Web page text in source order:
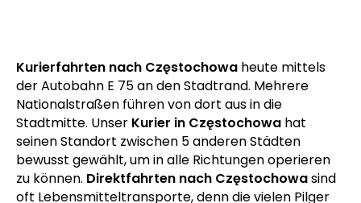
Kurierfahrten nach Częstochowa heute mittels
der Autobahn E 75 an den Stadtrand. Mehrere
Nationalstraßen führen von dort aus in die
Stadtmitte. Unser Kurier in Częstochowa hat
seinen Standort zwischen 5 anderen Städten
bewusst gewählt, um in alle Richtungen operieren
zu können. Direktfahrten nach Częstochowasind
oft Lebensmitteltransporte, denn die vielen Pilger